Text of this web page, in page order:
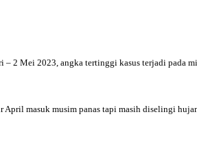
2 Mei 2023, angka tertinggi kasus terjadi pada
April masuk musim panas tapi masih diselingi